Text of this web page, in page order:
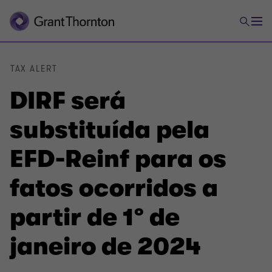
DIRF será
substituída pela
EFD-Reinf para os
fatos ocorridos a
partir de 1º de
janeiro de 2024
TAX ALERT